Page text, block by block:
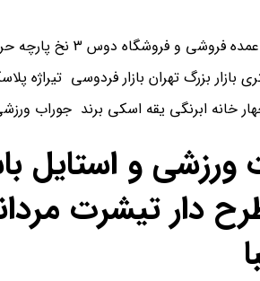
دوس 3 نخ پارچه حریر کریپ ساتن اعتماد
بزرگ تهران بازار فردوسی تیراژه
خانه ابرنگی یقه اسکی برند جوراب
ورزشی و
دار تیشرت